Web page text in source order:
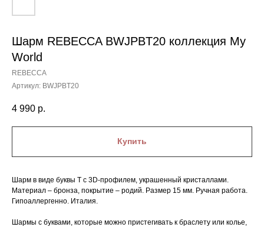
Шарм REBECCA BWJPBT20 коллекция My
World
REBECCA
Артикул: BWJPBT20
4 990 р.
Купить
Шарм в виде буквы T с 3D-профилем, украшенный кристаллами.
Материал – бронза, покрытие – родий. Размер 15 мм. Ручная работа.
Гипоаллергенно. Италия.
Шармы с буквами, которые можно пристегивать к браслету или колье,